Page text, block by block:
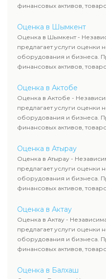
финансовых активов,
оценка животных и
определяют рыночную
рассчитывают ущерб. Все
требованиям
сделок, кредитования и
Оценка в Шымкент
Оценка в Шымкент -
предлагает услуги оценки
оборудования и бизнеса.
финансовых активов,
оценка животных и
определяют рыночную
рассчитывают ущерб. Все
требованиям
сделок, кредитования и
Оценка в Актобе
Оценка в Актобе -
предлагает услуги оценки
оборудования и бизнеса.
финансовых активов,
оценка животных и
определяют рыночную
рассчитывают ущерб. Все
требованиям
сделок, кредитования и
Оценка в Атырау
Оценка в Атырау -
предлагает услуги оценки
оборудования и бизнеса.
финансовых активов,
оценка животных и
определяют рыночную
рассчитывают ущерб. Все
требованиям
сделок, кредитования и
Оценка в Актау
Оценка в Актау -
предлагает услуги оценки
оборудования и бизнеса.
финансовых активов,
оценка животных и
определяют рыночную
Оценка в Балхаш